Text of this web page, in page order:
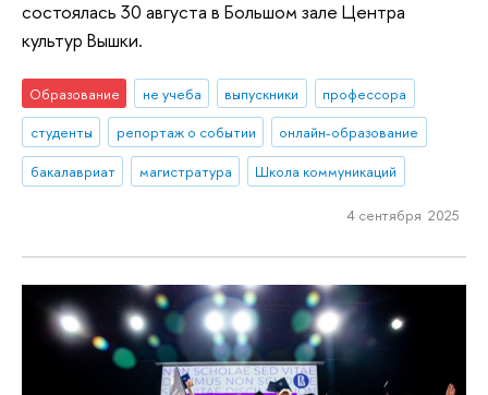
состоялась 30 августа в Большом зале Центра
культур Вышки.
Образование не учеба выпускники
профессора
студенты
репортаж о событии
онлайн-образование
бакалавриат
магистратура Школа коммуникаций
4 сентября 2025